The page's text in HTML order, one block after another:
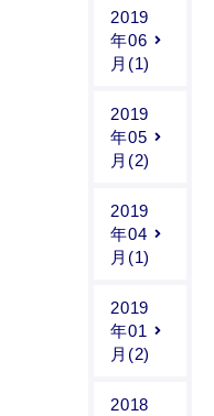
2019
年06
月(1)
2019
年05
月(2)
2019
年04
月(1)
2019
年01
月(2)
2018